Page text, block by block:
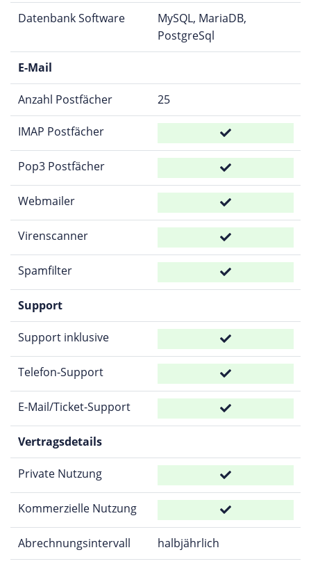
Datenbank Software
MySQL, MariaDB,
PostgreSql
E-Mail
Anzahl Postfächer 25
IMAP Postfächer
Pop3 Postfächer
Webmailer
Virenscanner
Spamfilter
Support
Support inklusive
Telefon-Support
E-Mail/Ticket-Support
Vertragsdetails
Private Nutzung
Kommerzielle Nutzung
Abrechnungsintervall halbjährlich